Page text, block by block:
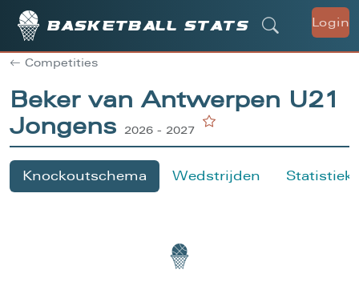
Basketball stats Login
Competities
Beker van Antwerpen U21
Jongens
2026 - 2027
Knockoutschema Wedstrijden